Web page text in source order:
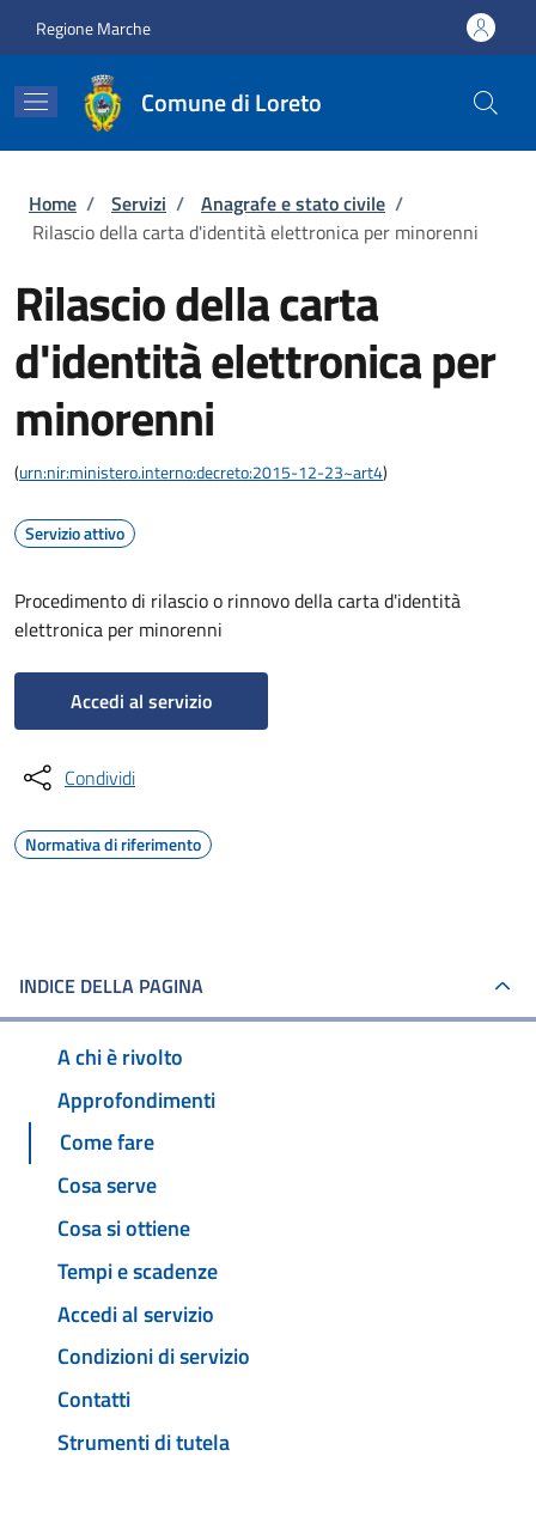
Regione Marche
Comune di Loreto
Briciole di pane
Home / Servizi / Anagrafe e stato civile /
Rilascio della carta d'identità elettronica per minorenni
Rilascio della carta
d'identità elettronica per
minorenni
(urn:nir:ministero.interno:decreto:2015-12-23~art4)
Servizio attivo
Procedimento di rilascio o rinnovo della carta d'identità
elettronica per minorenni
Accedi al servizio
Condividi
Normativa di riferimento
INDICE DELLA PAGINA
A chi è rivolto
Approfondimenti
Come fare
Cosa serve
Cosa si ottiene
Tempi e scadenze
Accedi al servizio
Condizioni di servizio
Contatti
Strumenti di tutela